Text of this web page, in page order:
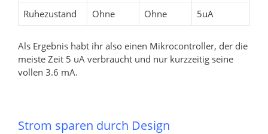
Ruhezustand
Ohne Ohne 5uA
Als Ergebnis habt ihr also einen Mikrocontroller, der die
meiste Zeit 5 uA verbraucht und nur kurzzeitig seine
vollen 3.6 mA.
Strom sparen durch Design